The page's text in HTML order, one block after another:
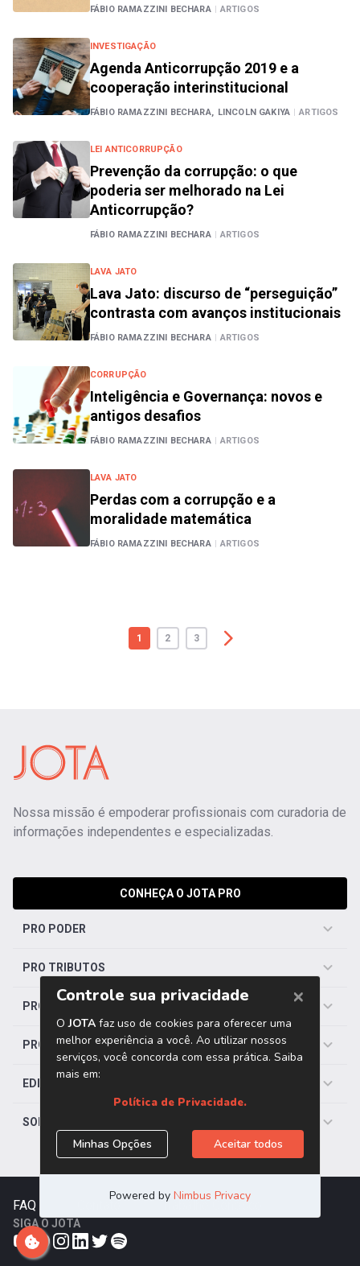
FÁBIO RAMAZZINI BECHARA | ARTIGOS
INVESTIGAÇÃO
Agenda Anticorrupção 2019 e a
cooperação interinstitucional
FÁBIO RAMAZZINI BECHARA, LINCOLN GAKIYA | ARTIGOS
LEI ANTICORRUPÇÃO
Prevenção da corrupção: o que
poderia ser melhorado na Lei
Anticorrupção?
FÁBIO RAMAZZINI BECHARA | ARTIGOS
LAVA JATO
Lava Jato: discurso de “perseguição”
contrasta com avanços institucionais
FÁBIO RAMAZZINI BECHARA | ARTIGOS
CORRUPÇÃO
Inteligência e Governança: novos e
antigos desafios
FÁBIO RAMAZZINI BECHARA | ARTIGOS
LAVA JATO
Perdas com a corrupção e a
moralidade matemática
FÁBIO RAMAZZINI BECHARA | ARTIGOS
1 2 3
Nossa missão é empoderar profissionais com curadoria de
informações independentes e especializadas.
CONHEÇA O JOTA PRO
PRO PODER
PRO TRIBUTOS
PRO TRABALHISTA
PRO SAÚDE
EDITORIAS
SOBRE O JOTA
FAQ Trabalhe Conosco
SIGA O JOTA